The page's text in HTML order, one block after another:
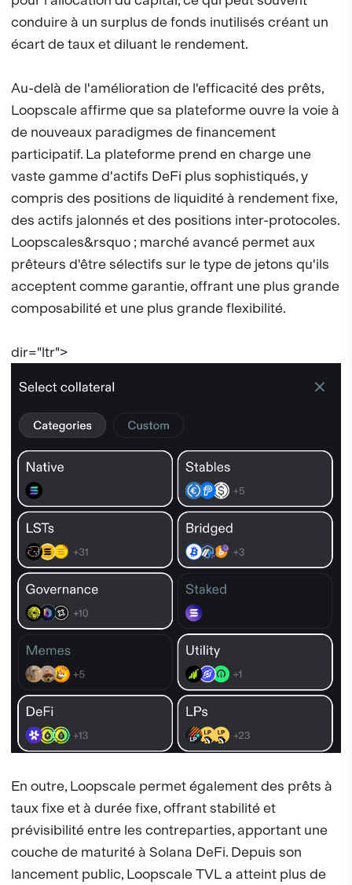
conduire à un surplus de fonds inutilisés créant un
écart de taux et diluant le rendement.
Au-delà de l'amélioration de l'efficacité des prêts,
Loopscale affirme que sa plateforme ouvre la voie à
de nouveaux paradigmes de financement
participatif. La plateforme prend en charge une
vaste gamme d'actifs DeFi plus sophistiqués, y
compris des positions de liquidité à rendement fixe,
des actifs jalonnés et des positions inter-protocoles.
Loopscales&rsquo ; marché avancé permet aux
prêteurs d'être sélectifs sur le type de jetons qu'ils
acceptent comme garantie, offrant une plus grande
composabilité et une plus grande flexibilité.
dir="ltr">
En outre, Loopscale permet également des prêts à
taux fixe et à durée fixe, offrant stabilité et
prévisibilité entre les contreparties, apportant une
couche de maturité à Solana DeFi. Depuis son
lancement public, Loopscale TVL a atteint plus de